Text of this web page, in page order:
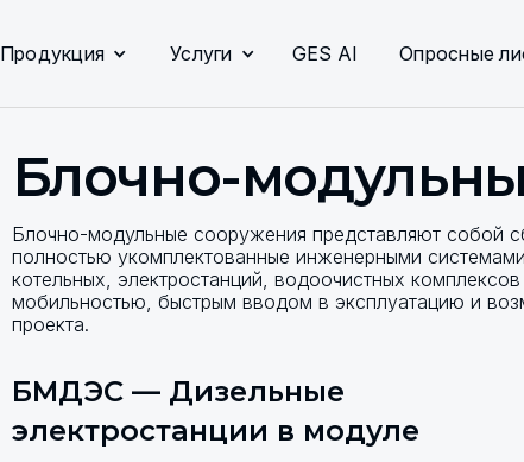
Продукция Услуги GES AI Опросные
Блочно-
Блочно-модульные сооружения представляют собой
полностью укомплектованные инженерными
котельных, электростанций, водоочистных
мобильностью, быстрым вводом в эксплуатацию и
проекта.
БМДЭС — Дизельные
электростанции в модуле